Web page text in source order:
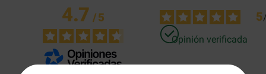
4.7/5 5
Opinión verificada